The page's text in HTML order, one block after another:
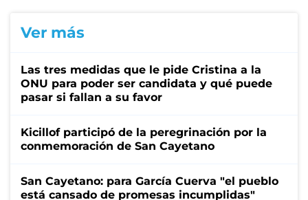
Ver más
Las tres medidas que le pide Cristina a la
ONU para poder ser candidata y qué puede
pasar si fallan a su favor
Kicillof participó de la peregrinación por la
conmemoración de San Cayetano
San Cayetano: para García Cuerva "el pueblo
está cansado de promesas incumplidas"